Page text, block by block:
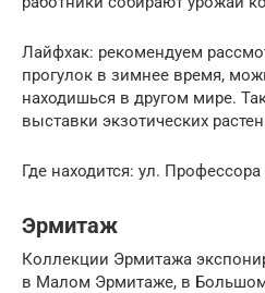
Лайфхак: рекомендуем
прогулок в зимнее время,
находишься в другом мире.
выставки экзотических
Где находится: ул.
Эрмитаж
Коллекции Эрмитажа
в Малом Эрмитаже, в